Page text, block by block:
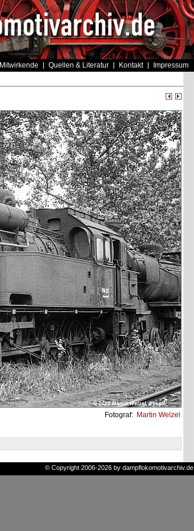
Mitwirkende Quellen & Literatur Kontakt Impressum
Fotograf: Martin Welzel
© Copyright 2006-2026 by dampflokomotivarchiv.de